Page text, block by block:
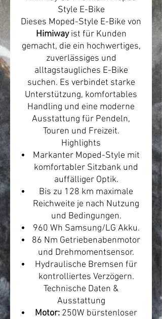
Style E-Bike
Dieses Moped-Style E-Bike von
Himiwayist für Kunden
gemacht, die ein hochwertiges,
zuverlässiges und
alltagstaugliches E-Bike
suchen. Es verbindet starke
Unterstützung, komfortables
Handling und eine moderne
Ausstattung für Pendeln,
Touren und Freizeit.
Highlights
Markanter Moped-Style mit
komfortabler Sitzbank und
auffälliger Optik.
Bis zu 128 km maximale
Reichweite je nach Nutzung
und Bedingungen.
960 Wh Samsung/LG Akku.
86 Nm Getriebenabenmotor
und Drehmomentsensor.
Hydraulische Bremsen für
kontrolliertes Verzögern.
Technische Daten &
Ausstattung
Motor: 250W bürstenloser